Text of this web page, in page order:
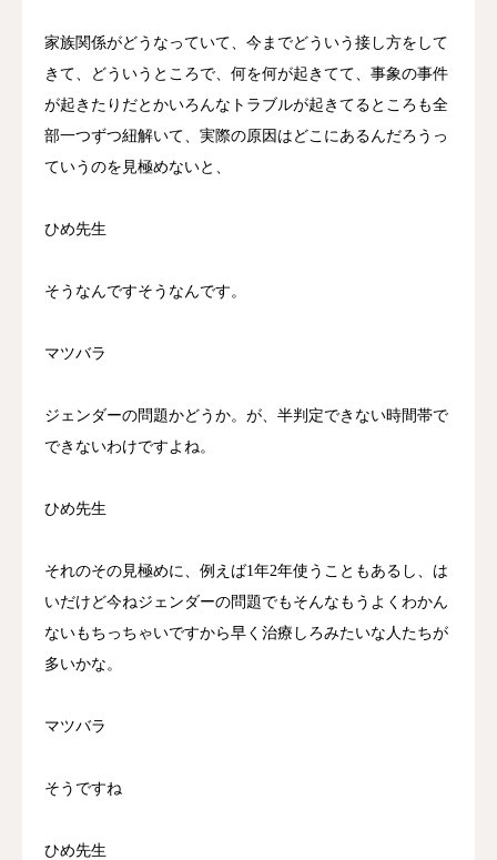
家族関係がどうなっていて、今までどういう接し方をして
きて、どういうところで、何を何が起きてて、事象の事件
が起きたりだとかいろんなトラブルが起きてるところも全
部一つずつ紐解いて、実際の原因はどこにあるんだろうっ
ていうのを見極めないと、
ひめ先生
そうなんですそうなんです。
マツバラ
ジェンダーの問題かどうか。が、半判定できない時間帯で
できないわけですよね。
ひめ先生
それのその見極めに、例えば1年2年使うこともあるし、は
いだけど今ねジェンダーの問題でもそんなもうよくわかん
ないもちっちゃいですから早く治療しろみたいな人たちが
多いかな。
マツバラ
そうですね
ひめ先生